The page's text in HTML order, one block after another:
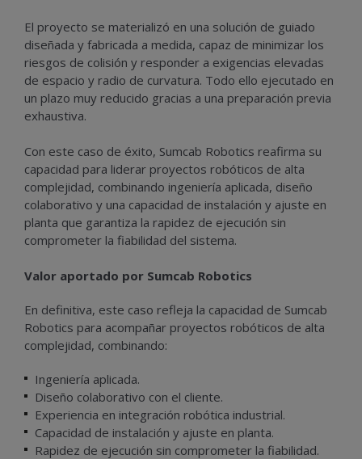
El proyecto se materializó en una solución de guiado
diseñada y fabricada a medida, capaz de minimizar los
riesgos de colisión y responder a exigencias elevadas
de espacio y radio de curvatura. Todo ello ejecutado en
un plazo muy reducido gracias a una preparación previa
exhaustiva.
Con este caso de éxito, Sumcab Robotics reafirma su
capacidad para liderar proyectos robóticos de alta
complejidad, combinando ingeniería aplicada, diseño
colaborativo y una capacidad de instalación y ajuste en
planta que garantiza la rapidez de ejecución sin
comprometer la fiabilidad del sistema.
Valor aportado por Sumcab Robotics
En definitiva, este caso refleja la capacidad de Sumcab
Robotics para acompañar proyectos robóticos de alta
complejidad, combinando:
Ingeniería aplicada.
Diseño colaborativo con el cliente.
Experiencia en integración robótica industrial.
Capacidad de instalación y ajuste en planta.
Rapidez de ejecución sin comprometer la fiabilidad.